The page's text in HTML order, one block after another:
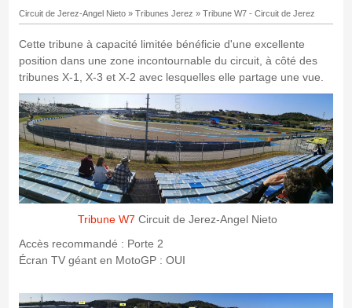
Circuit de Jerez-Angel Nieto» Tribunes Jerez » Tribune W7 - Circuit de Jerez
Cette tribune à capacité limitée bénéficie d'une excellente
position dans une zone incontournable du circuit, à côté des
tribunes X-1, X-3 et X-2 avec lesquelles elle partage une vue.
Tribune W7 Circuit de Jerez-Angel Nieto
Accès recommandé : Porte 2
Écran TV géant en MotoGP : OUI